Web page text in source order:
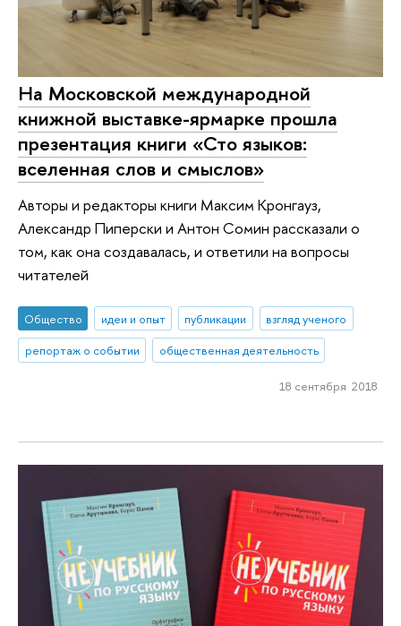
На Московской международной
книжной выставке-ярмарке прошла
презентация книги «Сто языков:
вселенная слов и смыслов»
Авторы и редакторы книги Максим Кронгауз,
Александр Пиперски и Антон Сомин рассказали о
том, как она создавалась, и ответили на вопросы
читателей
Общество идеи и опыт публикации
взгляд ученого
репортаж о событии
общественная деятельность
18 сентября 2018